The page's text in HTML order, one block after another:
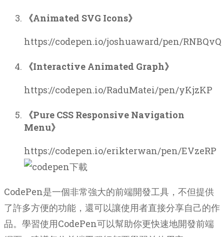
《Animated SVG Icons》
https://codepen.io/joshuaward/pen/RNBQvQ
《Interactive Animated Graph》
https://codepen.io/RaduMatei/pen/yKjzKP
《Pure CSS Responsive Navigation
Menu》
https://codepen.io/erikterwan/pen/EVzeRP
CodePen是一個非常強大的前端開發工具，不但提供
了許多方便的功能，還可以讓使用者直接分享自己的作
品。學習使用CodePen可以幫助你更快速地開發前端